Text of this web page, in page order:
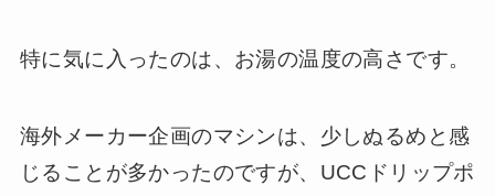
特に気に入ったのは、お湯の温度の高さです。
海外メーカー企画のマシンは、少しぬるめと感
じることが多かったのですが、UCCドリップポ